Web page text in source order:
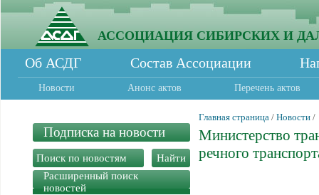
АССОЦИАЦИЯ СИБИРСКИХ И
Об АСДГ Состав Ассоциации
Новости Анонс актов Перечень актов
Подписка на новости
Расширенный поиск
новостей
Главная страница / Новости /
Министерство
речного